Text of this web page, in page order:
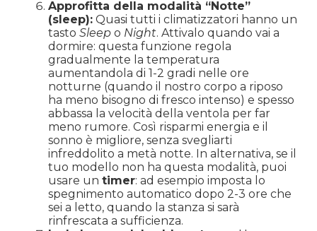
Approfitta della modalità “Notte”
(sleep): Quasi tutti i climatizzatori hanno un
tasto Sleep o Night. Attivalo quando vai a
dormire: questa funzione regola
gradualmente la temperatura
aumentandola di 1-2 gradi nelle ore
notturne (quando il nostro corpo a riposo
ha meno bisogno di fresco intenso) e spesso
abbassa la velocità della ventola per far
meno rumore. Così risparmi energia e il
sonno è migliore, senza svegliarti
infreddolito a metà notte. In alternativa, se il
tuo modello non ha questa modalità, puoi
usare un timer: ad esempio imposta lo
spegnimento automatico dopo 2-3 ore che
sei a letto, quando la stanza si sarà
rinfrescata a sufficienza.